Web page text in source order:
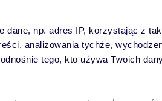
dane, np. adres IP, korzystając z
analizowania tychże,
tego, kto używa Twoich